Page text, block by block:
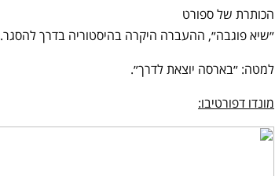
הכותרת של ספורט
״שיא פוגבה״, ההעברה היקרה בהיסטוריה בדרך להסגר.
למטה: ״בארסה יוצאת לדרך״.
מונדו דפורטיבו: